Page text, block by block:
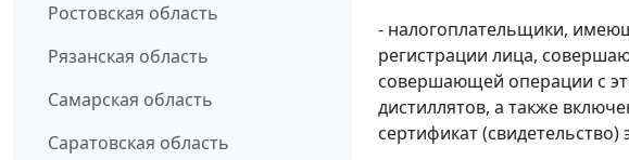
Ростовская область
Рязанская область
Самарская область
Саратовская область
- налогоплательщики,
регистрации лица,
совершающей операции с
дистиллятов, а также
сертификат (свидетельство)